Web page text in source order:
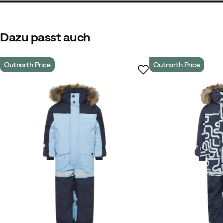
Dazu passt auch
Outnorth Price Outnorth Price